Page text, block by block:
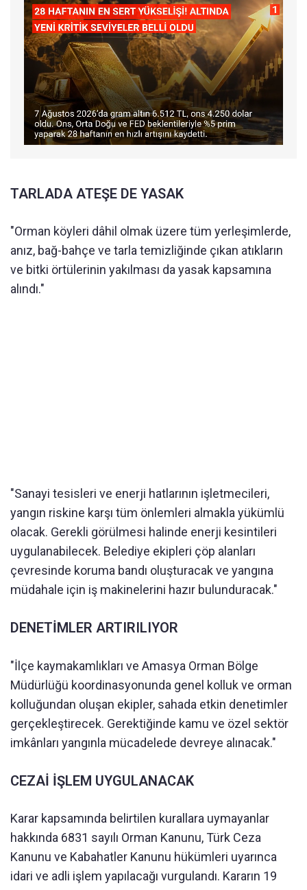
TARLADA ATEŞE DE YASAK
"Orman köyleri dâhil olmak üzere tüm yerleşimlerde,
anız, bağ-bahçe ve tarla temizliğinde çıkan atıkların
ve bitki örtülerinin yakılması da yasak kapsamına
alındı."
"Sanayi tesisleri ve enerji hatlarının işletmecileri,
yangın riskine karşı tüm önlemleri almakla yükümlü
olacak. Gerekli görülmesi halinde enerji kesintileri
uygulanabilecek. Belediye ekipleri çöp alanları
çevresinde koruma bandı oluşturacak ve yangına
müdahale için iş makinelerini hazır bulunduracak."
DENETİMLER ARTIRILIYOR
"İlçe kaymakamlıkları ve Amasya Orman Bölge
Müdürlüğü koordinasyonunda genel kolluk ve orman
kolluğundan oluşan ekipler, sahada etkin denetimler
gerçekleştirecek. Gerektiğinde kamu ve özel sektör
imkânları yangınla mücadelede devreye alınacak."
CEZAİ İŞLEM UYGULANACAK
Karar kapsamında belirtilen kurallara uymayanlar
hakkında 6831 sayılı Orman Kanunu, Türk Ceza
Kanunu ve Kabahatler Kanunu hükümleri uyarınca
idari ve adli işlem yapılacağı vurgulandı. Kararın 19